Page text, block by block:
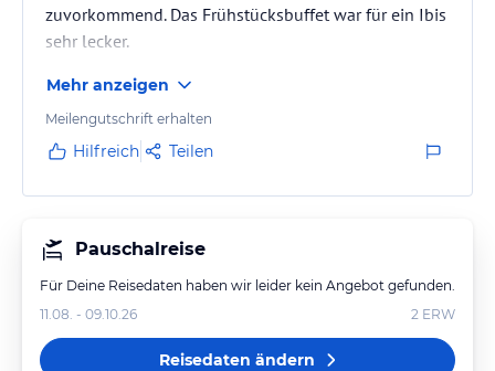
zuvorkommend. Das Frühstücksbuffet war für ein Ibis
sehr lecker.
Mehr anzeigen
Meilengutschrift erhalten
Hilfreich Teilen
Pauschalreise
Für Deine Reisedaten haben wir leider kein Angebot gefunden.
11.08. - 09.10.26
2 ERW
Reisedaten ändern